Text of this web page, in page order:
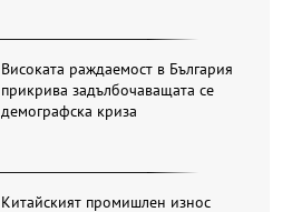
Високата раждаемост в България
прикрива задълбочаващата се
демографска криза
Китайският промишлен износ